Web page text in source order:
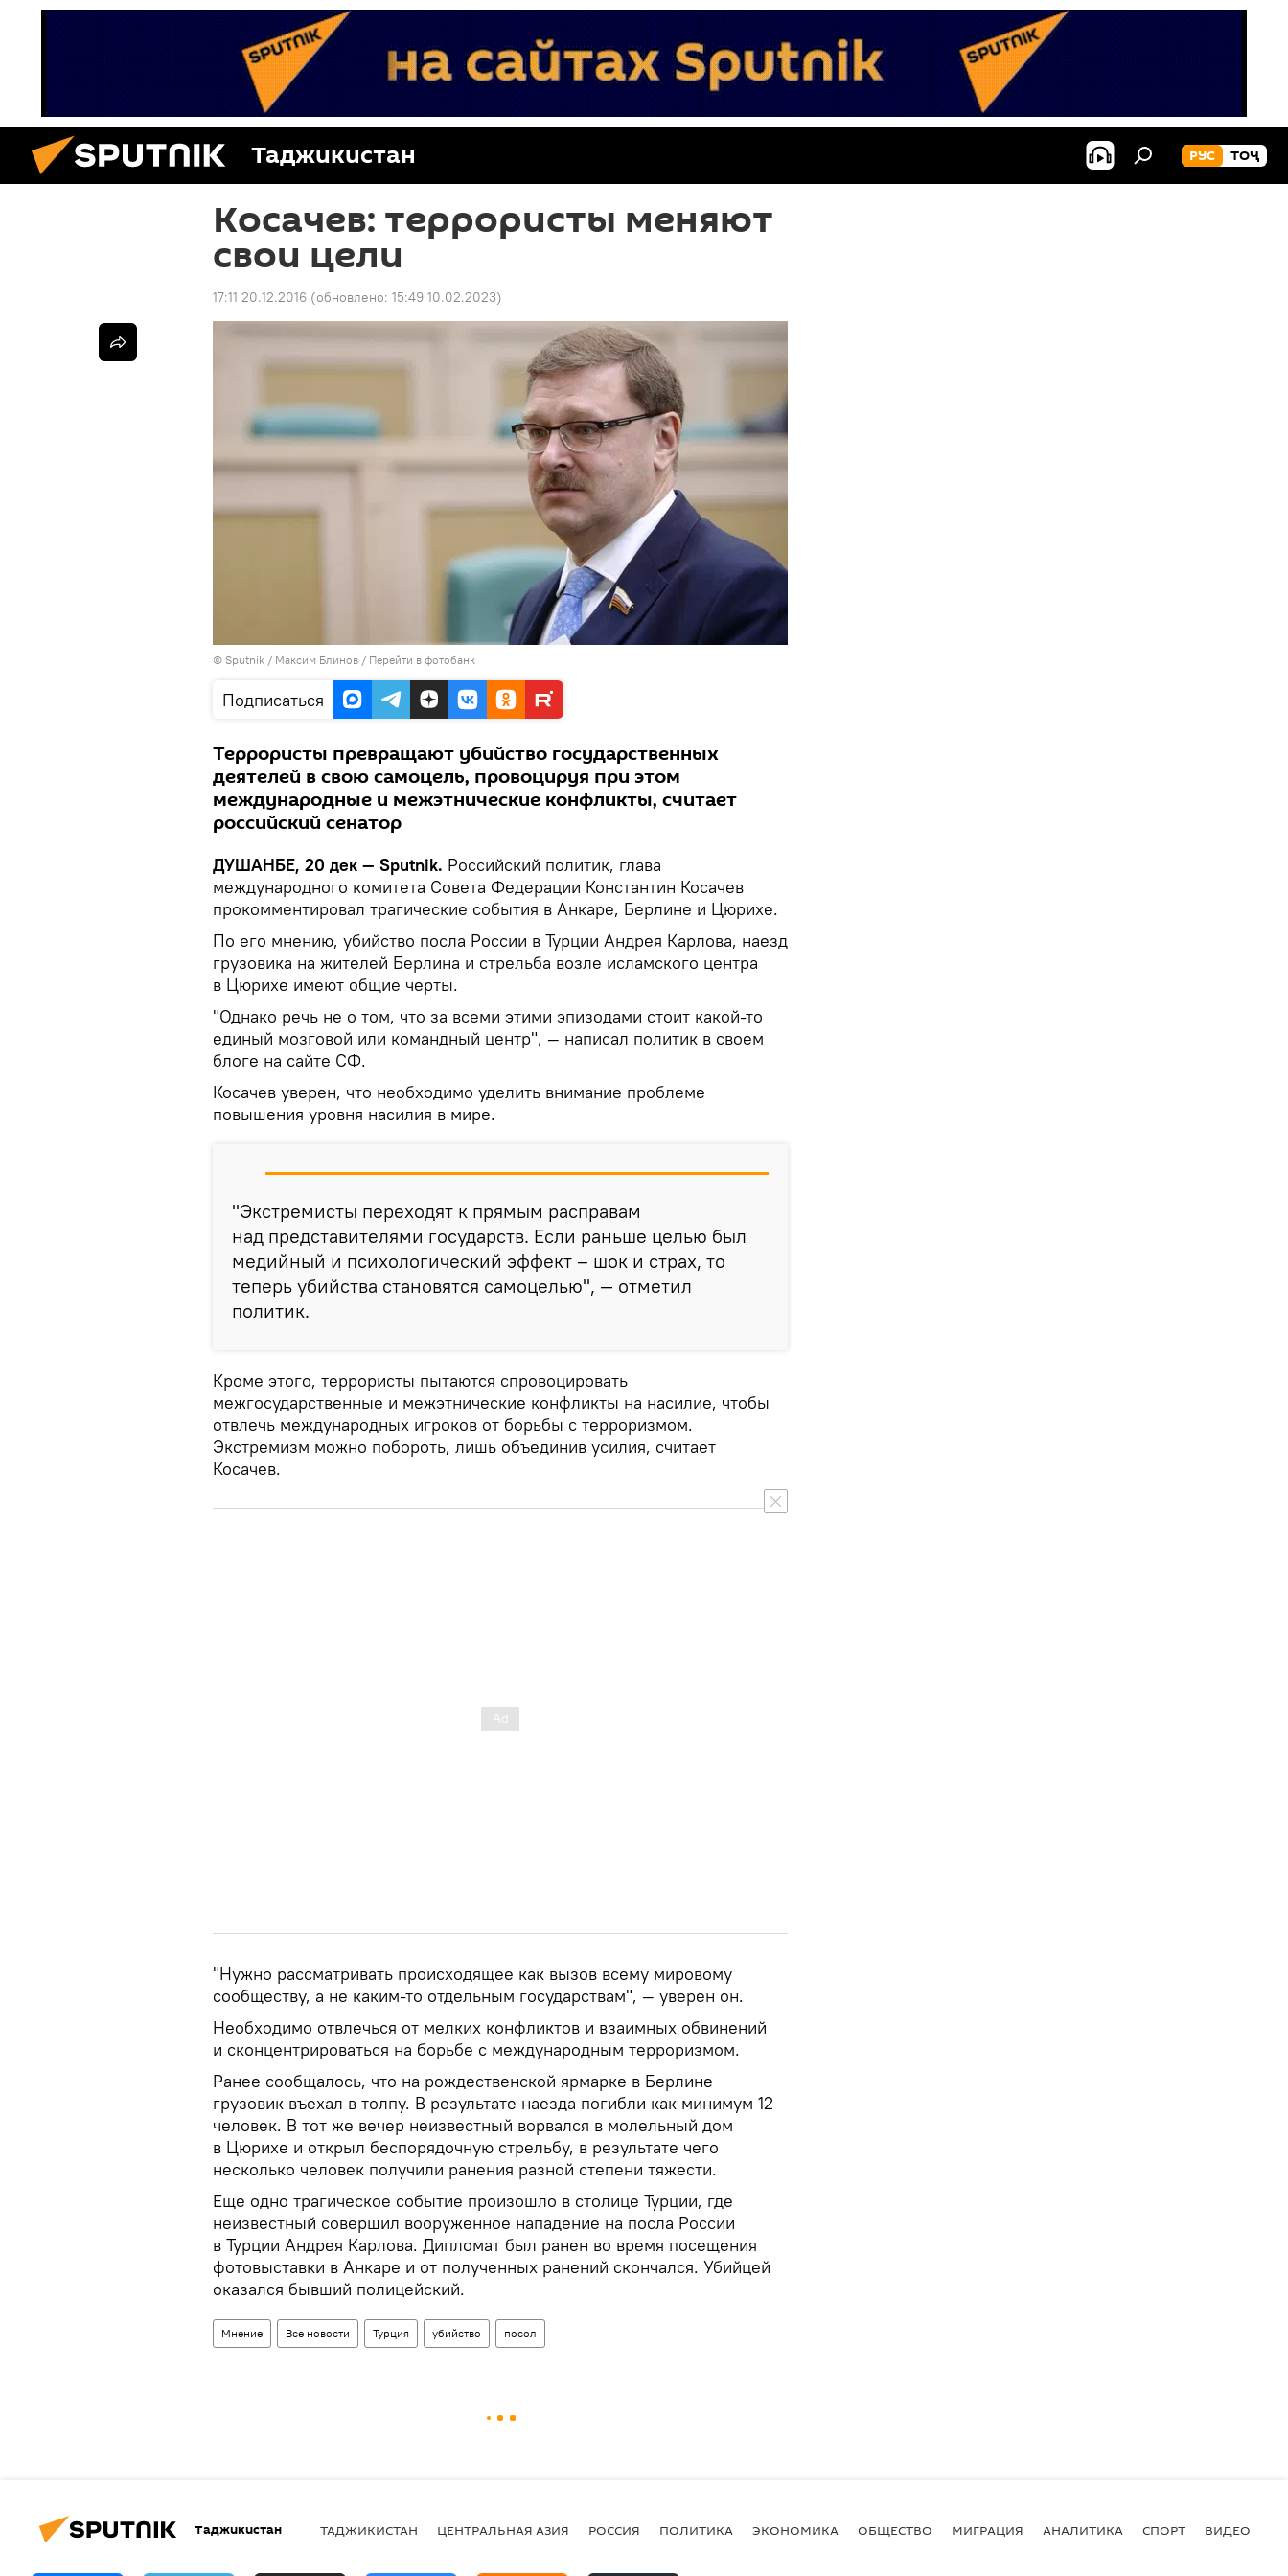
Таджикистан РУС ТОҶ
Косачев: террористы меняют
свои цели
17:11 20.12.2016 (обновлено: 15:49 10.02.2023)
© Sputnik / Максим Блинов / Перейти в фотобанк
Подписаться
Террористы превращают убийство государственных
деятелей в свою самоцель, провоцируя при этом
международные и межэтнические конфликты, считает
российский сенатор
ДУШАНБЕ, 20 дек — Sputnik. Российский политик, глава
международного комитета Совета Федерации Константин Косачев
прокомментировал трагические события в Анкаре, Берлине и Цюрихе.
По его мнению, убийство посла России в Турции Андрея Карлова, наезд
грузовика на жителей Берлина и стрельба возле исламского центра
в Цюрихе имеют общие черты.
"Однако речь не о том, что за всеми этими эпизодами стоит какой-то
единый мозговой или командный центр", — написал политик в своем
блоге на сайте СФ.
Косачев уверен, что необходимо уделить внимание проблеме
повышения уровня насилия в мире.
"Экстремисты переходят к прямым расправам
над представителями государств. Если раньше целью был
медийный и психологический эффект – шок и страх, то
теперь убийства становятся самоцелью", — отметил
политик.
Кроме этого, террористы пытаются спровоцировать
межгосударственные и межэтнические конфликты на насилие, чтобы
отвлечь международных игроков от борьбы с терроризмом.
Экстремизм можно побороть, лишь объединив усилия, считает
Косачев.
"Нужно рассматривать происходящее как вызов всему мировому
сообществу, а не каким-то отдельным государствам", — уверен он.
Необходимо отвлечься от мелких конфликтов и взаимных обвинений
и сконцентрироваться на борьбе с международным терроризмом.
Ранее сообщалось, что на рождественской ярмарке в Берлине
грузовик въехал в толпу. В результате наезда погибли как минимум 12
человек. В тот же вечер неизвестный ворвался в молельный дом
в Цюрихе и открыл беспорядочную стрельбу, в результате чего
несколько человек получили ранения разной степени тяжести.
Еще одно трагическое событие произошло в столице Турции, где
неизвестный совершил вооруженное нападение на посла России
в Турции Андрея Карлова. Дипломат был ранен во время посещения
фотовыставки в Анкаре и от полученных ранений скончался. Убийцей
оказался бывший полицейский.
Мнение Все новости Турция убийство посол
Таджикистан ТАДЖИКИСТАН ЦЕНТРАЛЬНАЯ АЗИЯ РОССИЯ ПОЛИТИКА ЭКОНОМИКА ОБЩЕСТВО МИГРАЦИЯ АНАЛИТИКА СПОРТ ВИДЕО